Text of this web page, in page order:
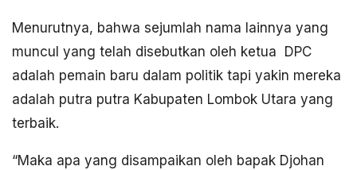
Menurutnya, bahwa sejumlah nama lainnya yang
muncul yang telah disebutkan oleh ketua DPC
adalah pemain baru dalam politik tapi yakin mereka
adalah putra putra Kabupaten Lombok Utara yang
terbaik.
“Maka apa yang disampaikan oleh bapak Djohan